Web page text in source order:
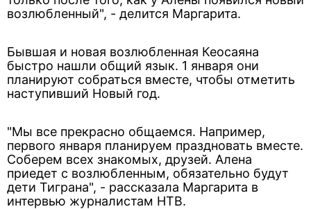
возлюбленный", - делится Маргарита.
Бывшая и новая возлюбленная Кеосаяна
быстро нашли общий язык. 1 января они
планируют собраться вместе, чтобы отметить
наступивший Новый год.
"Мы все прекрасно общаемся. Например,
первого января планируем праздновать вместе.
Соберем всех знакомых, друзей. Алена
приедет с возлюбленным, обязательно будут
дети Тиграна", - рассказала Маргарита в
интервью журналистам НТВ.